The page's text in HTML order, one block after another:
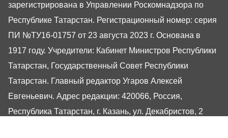
зарегистрирована в Управлении Роскомнадзора по
Республике Татарстан. Регистрационный номер: серия
ПИ №ТУ16-01757 от 23 августа 2023 г. Основана в
1917 году. Учредители: Кабинет Министров Республики
Татарстан, Государственный Совет Республики
Татарстан. Главный редактор Угаров Алексей
Евгеньевич. Адрес редакции: 420066, Россия,
Республика Татарстан, г. Казань, ул. Декабристов, 2